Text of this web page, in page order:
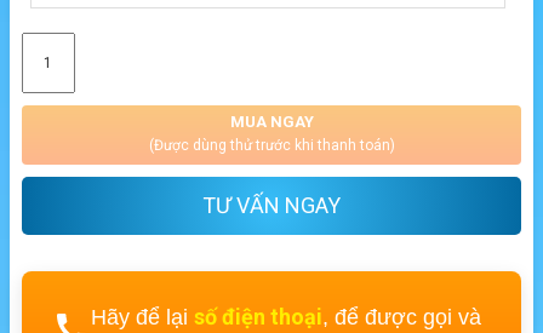
MUA NGAY
(Được dùng thử trước khi thanh toán)
TƯ VẤN NGAY
Hãy để lại số điện thoại, để được gọi và